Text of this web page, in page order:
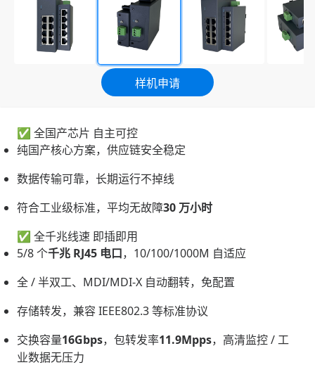
样机申请
✅ 全国产芯片 自主可控
纯国产核心方案，供应链安全稳定
数据传输可靠，长期运行不掉线
符合工业级标准，平均无故障30 万小时
✅ 全千兆线速 即插即用
5/8 个千兆 RJ45 电口，10/100/1000M 自适应
全 / 半双工、MDI/MDI-X 自动翻转，免配置
存储转发，兼容 IEEE802.3 等标准协议
交换容量16Gbps，包转发率11.9Mpps，高清监控 / 工
业数据无压力